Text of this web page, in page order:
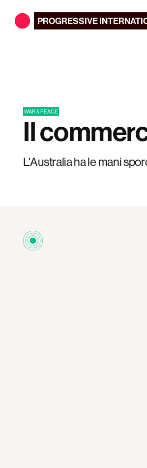
PROGRESSIVE
WAR & PEACE
Il
L'Australia ha le mani